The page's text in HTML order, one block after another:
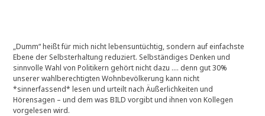
„Dumm“ heißt für mich nicht lebensuntüchtig, sondern auf einfachste
Ebene der Selbsterhaltung reduziert. Selbständiges Denken und
sinnvolle Wahl von Politikern gehört nicht dazu …. denn gut 30%
unserer wahlberechtigten Wohnbevölkerung kann nicht
*sinnerfassend* lesen und urteilt nach Äußerlichkeiten und
Hörensagen – und dem was BILD vorgibt und ihnen von Kollegen
vorgelesen wird.